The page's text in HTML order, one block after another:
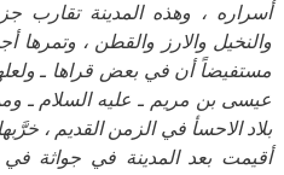
أسراره ، وهذه المدينة تقارب
والنخيل والارز والقطن ، وتمرها
مستفيضاً أن في بعض قراها ـ
عيسى بن مريم ـ عليه السلام ـ
بلاد الاحسأ في الزمن القديم ،
أقيمت بعد المدينة في جواثة